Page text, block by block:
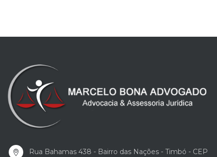
Rua Bahamas 438 - Bairro das Nações - Timbó - CEP